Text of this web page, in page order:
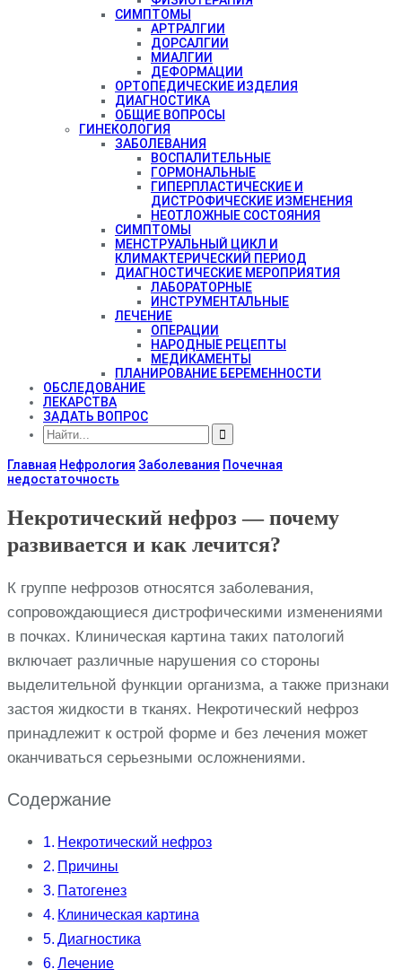
СИМПТОМЫ
АРТРАЛГИИ
ДОРСАЛГИИ
МИАЛГИИ
ДЕФОРМАЦИИ
ОРТОПЕДИЧЕСКИЕ ИЗДЕЛИЯ
ДИАГНОСТИКА
ОБЩИЕ ВОПРОСЫ
ГИНЕКОЛОГИЯ
ЗАБОЛЕВАНИЯ
ВОСПАЛИТЕЛЬНЫЕ
ГОРМОНАЛЬНЫЕ
ГИПЕРПЛАСТИЧЕСКИЕ И
ДИСТРОФИЧЕСКИЕ ИЗМЕНЕНИЯ
НЕОТЛОЖНЫЕ СОСТОЯНИЯ
СИМПТОМЫ
МЕНСТРУАЛЬНЫЙ ЦИКЛ И
КЛИМАКТЕРИЧЕСКИЙ ПЕРИОД
ДИАГНОСТИЧЕСКИЕ МЕРОПРИЯТИЯ
ЛАБОРАТОРНЫЕ
ИНСТРУМЕНТАЛЬНЫЕ
ЛЕЧЕНИЕ
ОПЕРАЦИИ
НАРОДНЫЕ РЕЦЕПТЫ
МЕДИКАМЕНТЫ
ПЛАНИРОВАНИЕ БЕРЕМЕННОСТИ
ОБСЛЕДОВАНИЕ
ЛЕКАРСТВА
ЗАДАТЬ ВОПРОС
Главная Нефрология Заболевания Почечная
недостаточность
Некротический нефроз — почему
развивается и как лечится?
К группе нефрозов относятся заболевания,
сопровождающиеся дистрофическими изменениями
в почках. Клиническая картина таких патологий
включает различные нарушения со стороны
выделительной функции организма, а также признаки
застоя жидкости в тканях. Некротический нефроз
принадлежит к острой форме и без лечения может
оканчиваться серьезными осложнениями.
Содержание
Некротический нефроз
Причины
Патогенез
Клиническая картина
Диагностика
Лечение